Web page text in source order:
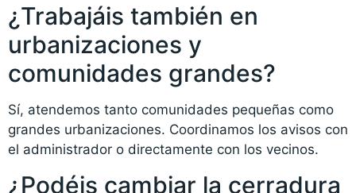
¿Trabajáis también en
urbanizaciones y
comunidades grandes?
Sí, atendemos tanto comunidades pequeñas como
grandes urbanizaciones. Coordinamos los avisos con
el administrador o directamente con los vecinos.
¿Podéis cambiar la cerradura